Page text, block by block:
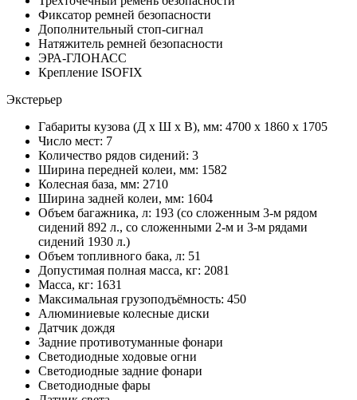
Фиксатор ремней безопасности
Дополнительный стоп-сигнал
Натяжитель ремней безопасности
ЭРА-ГЛОНАСС
Крепление ISOFIX
Экстерьер
Габариты кузова (Д x Ш x В), мм: 4700 x 1860 x 1705
Число мест: 7
Количество рядов сидений: 3
Ширина передней колеи, мм: 1582
Колесная база, мм: 2710
Ширина задней колеи, мм: 1604
Объем багажника, л: 193 (со сложенным 3-м рядом
сидений 892 л., со сложенными 2-м и 3-м рядами
сидений 1930 л.)
Объем топливного бака, л: 51
Допустимая полная масса, кг: 2081
Масса, кг: 1631
Максимальная грузоподъёмность: 450
Алюминиевые колесные диски
Датчик дождя
Задние противотуманные фонари
Светодиодные ходовые огни
Cветодиодные задние фонари
Светодиодные фары